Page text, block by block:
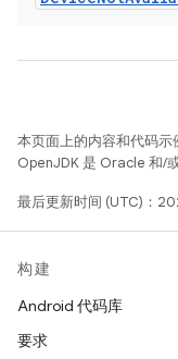
本页面上的内容和代码示
OpenJDK 是 Oracle 和/
最后更新时间 (UTC)：
构建
Android 代码库
要求